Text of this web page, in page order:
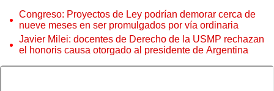
Congreso: Proyectos de Ley podrían demorar cerca de
nueve meses en ser promulgados por vía ordinaria
Javier Milei: docentes de Derecho de la USMP rechazan
el honoris causa otorgado al presidente de Argentina